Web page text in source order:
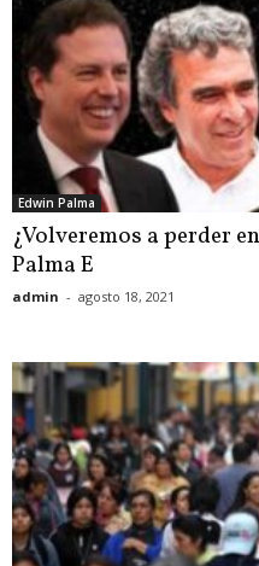
Edwin Palma
¿Volveremos a perder
Palma E
admin - agosto 18, 2021